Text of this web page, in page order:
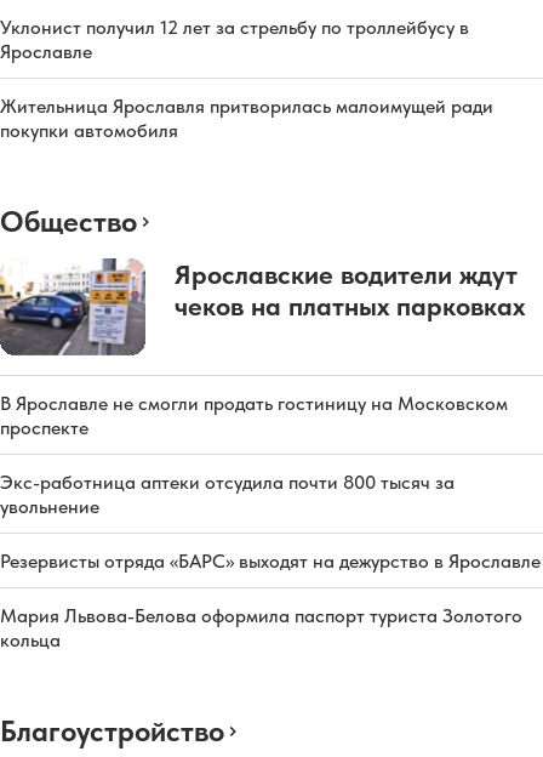
Уклонист получил 12 лет за стрельбу по троллейбусу в
Ярославле
Жительница Ярославля притворилась малоимущей ради
покупки автомобиля
Общество
Ярославские водители ждут
чеков на платных парковках
В Ярославле не смогли продать гостиницу на Московском
проспекте
Экс-работница аптеки отсудила почти 800 тысяч за
увольнение
Резервисты отряда «БАРС» выходят на дежурство в Ярославле
Мария Львова-Белова оформила паспорт туриста Золотого
кольца
Благоустройство